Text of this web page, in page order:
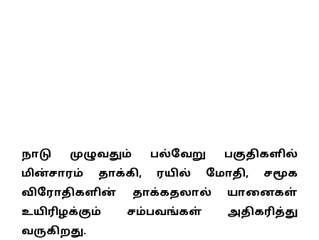
நாடு முழுவதும் பல்வேறு பகுதிகளில்
மின்சாரம் தாக்கி, ரயில் மோதி, சமூக
விரோதிகளின் தாக்கதலால் யானைகள்
உயிரிழக்கும் சம்பவங்கள் அதிகரித்து
வருகிறது.